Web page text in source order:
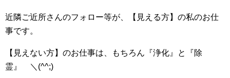
近隣ご近所さんのフォロー等が、【見える方】の私のお仕
事です。
【見えない方】のお仕事は、もちろん『浄化』と『除
霊』 ＼(^^;)